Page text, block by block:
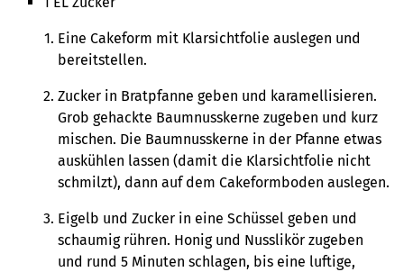
Eine Cakeform mit Klarsichtfolie auslegen und
bereitstellen.
Zucker in Bratpfanne geben und karamellisieren.
Grob gehackte Baumnusskerne zugeben und kurz
mischen. Die Baumnusskerne in der Pfanne etwas
auskühlen lassen (damit die Klarsichtfolie nicht
schmilzt), dann auf dem Cakeformboden auslegen.
Eigelb und Zucker in eine Schüssel geben und
schaumig rühren. Honig und Nusslikör zugeben
und rund 5 Minuten schlagen, bis eine luftige,